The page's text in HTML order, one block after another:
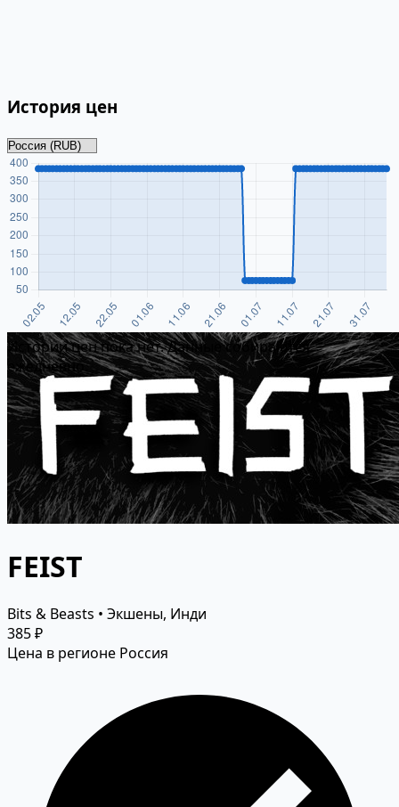
История цен
Истории цен пока нет. Данные собираются
ежедневно.
FEIST
Bits & Beasts • Экшены, Инди
385 ₽
Цена в регионе Россия